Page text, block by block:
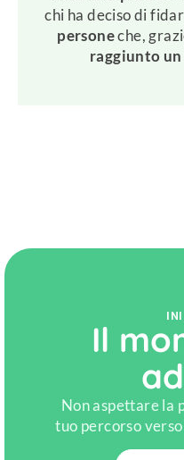
chi ha deciso di
personeche,
raggiunto
Il
Non aspettare la
tuo percorso